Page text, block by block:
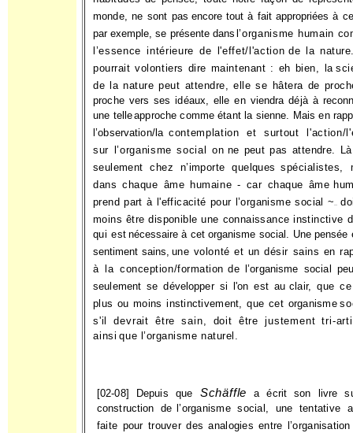
monde, ne sont pas encore tout à fait appropriées à
par exemple, se présente dans l’organisme humain
l’essence intérieure de l'effet/l'action de la
pourrait volontiers dire maintenant : eh bien, la
de la nature peut attendre, elle se hâtera de
proche vers ses idéaux, elle en viendra déjà à
une telleapproche comme étant la sienne. Mais en
l’observation/la contemplation et surtout l'action/
sur l’organisme social on ne peut pas attendre.
seulement chez n’importe quelques spécialistes,
dans chaque âme humaine - car chaque âme
prend part à l'efficacité pour l’organisme social ~
—
moins être disponible une connaissance instinctive
qui est nécessaire à cet organisme social. Une pensée
sentiment sains, une volonté et un désir sains en
à la conception/formation de l’organisme social
seulement se développer si l'on est au clair, que
plus ou moins instinctivement, que cet organisme
s'il devrait être sain, doit être justement tri-
ainsi que l’organisme naturel.
[02-08] Depuis que Schäffle a écrit son livre
construction de l’organisme social, une tentative
faite pour trouver des analo­gies entre